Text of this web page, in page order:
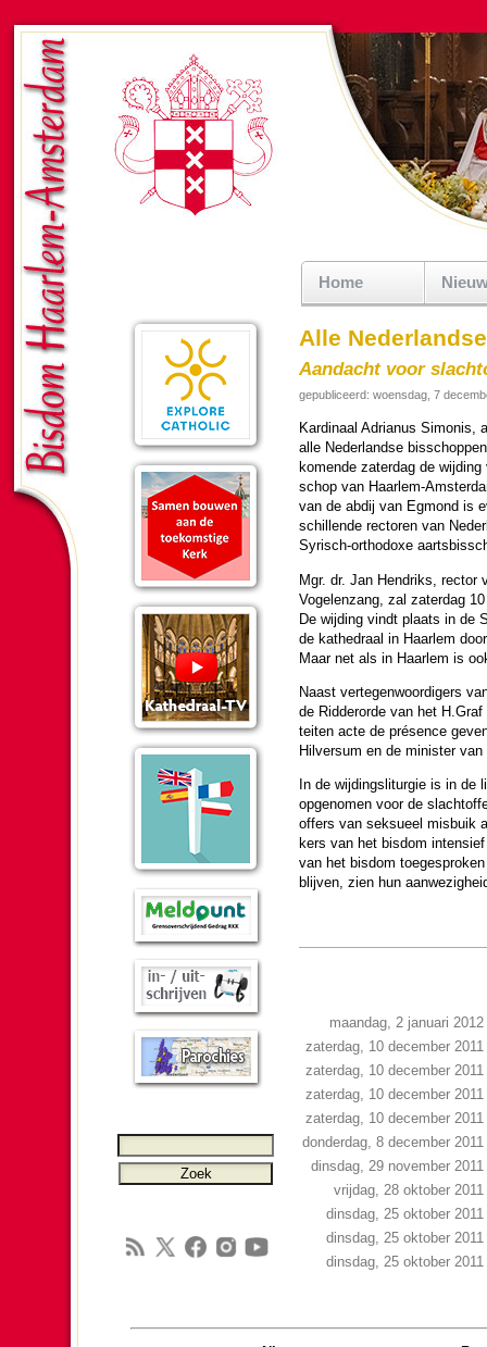
Home
Alle
Aandacht voor
gepubliceerd: woensdag, 7
Kar­di­naal Adrianus Simonis,
alle Neder­landse
ko­men­de zater­dag de
schop van Haar­lem-
van de abdij van Egmond is
schil­lende rectoren van
Syrisch-ortho­doxe
Mgr. dr. Jan Hendriks, rector
Vo­ge­len­zang, zal zater­dag
De wij­ding vindt plaats in de
de ka­the­draal in Haar­lem
Maar net als in Haar­lem is
Naast ver­te­gen­woor­digers
de Ridderorde van het
teiten acte de présence
Hilversum en de minister van
In de wij­dingslitur­gie is in de
opgeno­men voor de
of­fers van seksueel misbuik
kers van het bisdom
van het bisdom
blijven, zien hun
maandag, 2 januari 2012
zaterdag, 10 december 2011
zaterdag, 10 december 2011
zaterdag, 10 december 2011
zaterdag, 10 december 2011
donderdag, 8 december 2011
dinsdag, 29 november 2011
vrijdag, 28 oktober 2011
dinsdag, 25 oktober 2011
dinsdag, 25 oktober 2011
dinsdag, 25 oktober 2011